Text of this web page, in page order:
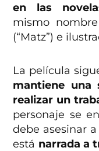
en las
mismo
(“Matz”) e
La película
mantiene una
realizar un
personaje se
debe asesinar
está narrada a